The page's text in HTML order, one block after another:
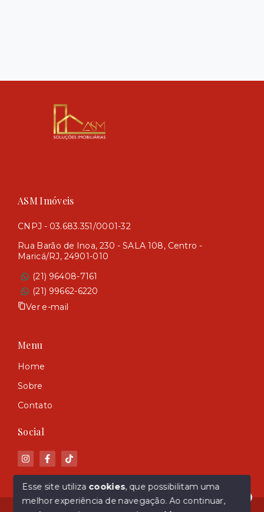
ASM Imóveis
CNPJ - 03.683.351/0001-32
Rua Barão de Inoa, 230 - SALA 108, Centro -
Maricá/RJ, 24901-010
(21) 96408-7161
(21) 99662-6220
Ver e-mail
Menu
Home
Sobre
Contato
Social
Esse site utiliza cookies, que possibilitam uma
melhor experiência de navegação.Ao continuar,